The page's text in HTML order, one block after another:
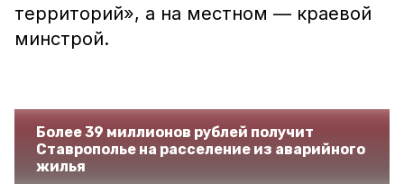
территорий», а на местном — краевой
минстрой.
Более 39 миллионов рублей получит
Ставрополье на расселение из аварийного
жилья